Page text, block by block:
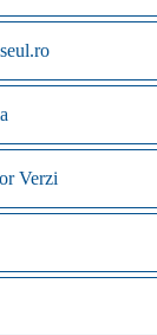
Verzi